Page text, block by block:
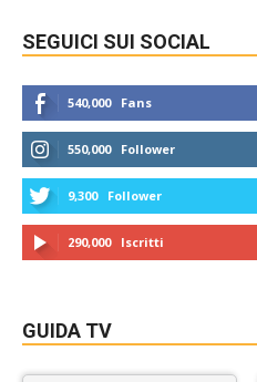
SEGUICI SUI SOCIAL
540,000 Fans
550,000 Follower
9,300 Follower
290,000 Iscritti
GUIDA TV